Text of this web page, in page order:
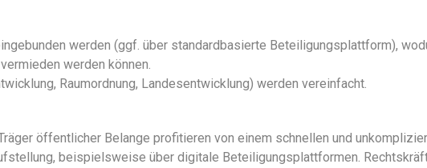
werden (ggf. über standardbasierte Beteiligungsplattform),
werden können.
Raumordnung, Landesentwicklung) werden vereinfacht.
öffentlicher Belange profitieren von einem schnellen und
beispielsweise über digitale Beteiligungsplattformen.